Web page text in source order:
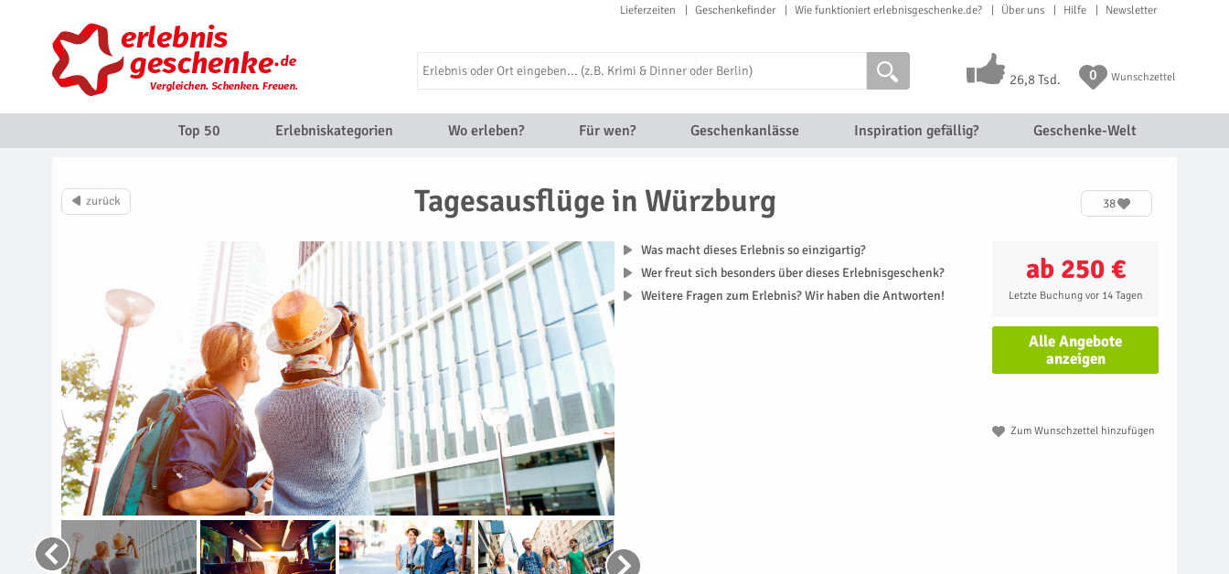
Lieferzeiten Geschenkefinder Wie funktioniert erlebnisgeschenke.de? Über uns Hilfe Newsletter
26,8 Tsd. 0 Wunschzettel
Top 50 Erlebniskategorien Wo erleben? Für wen? Geschenkanlässe Inspiration gefällig? Geschenke-Welt
Tagesausflüge in Würzburg 38
ab 250 €
Letzte Buchung vor 14 Tagen
Alle Angebote
anzeigen
Zum Wunschzettel hinzufügen
Was macht dieses Erlebnis so einzigartig?
Wer freut sich besonders über dieses Erlebnisgeschenk?
Weitere Fragen zum Erlebnis? Wir haben die Antworten!